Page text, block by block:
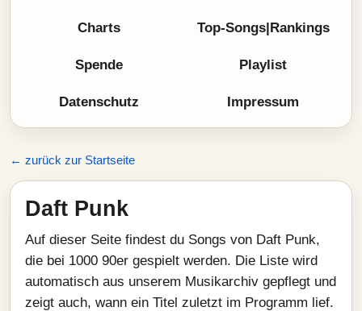
Charts Top-Songs|Rankings
Spende Playlist
Datenschutz Impressum
← zurück zur Startseite
Daft Punk
Auf dieser Seite findest du Songs von Daft Punk,
die bei 1000 90er gespielt werden. Die Liste wird
automatisch aus unserem Musikarchiv gepflegt und
zeigt auch, wann ein Titel zuletzt im Programm lief.